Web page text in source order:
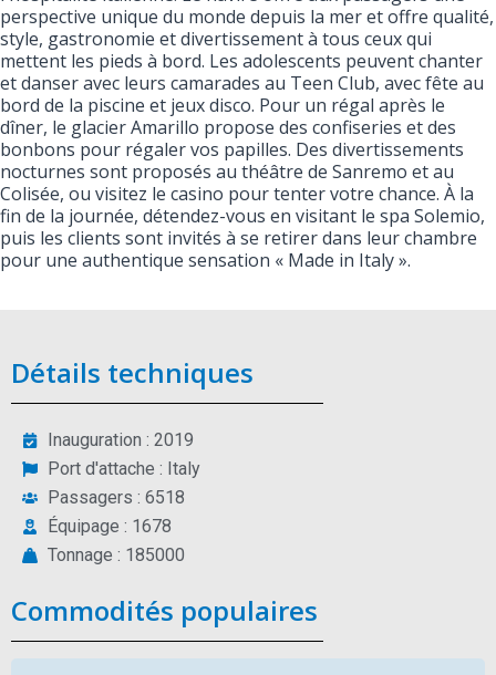
perspective unique du monde depuis la mer et offre qualité,
style, gastronomie et divertissement à tous ceux qui
mettent les pieds à bord. Les adolescents peuvent chanter
et danser avec leurs camarades au Teen Club, avec fête au
bord de la piscine et jeux disco. Pour un régal après le
dîner, le glacier Amarillo propose des confiseries et des
bonbons pour régaler vos papilles. Des divertissements
nocturnes sont proposés au théâtre de Sanremo et au
Colisée, ou visitez le casino pour tenter votre chance. À la
fin de la journée, détendez-vous en visitant le spa Solemio,
puis les clients sont invités à se retirer dans leur chambre
pour une authentique sensation « Made in Italy ».
Détails techniques
Inauguration : 2019
Port d'attache : Italy
Passagers : 6518
Équipage : 1678
Tonnage : 185000
Commodités populaires